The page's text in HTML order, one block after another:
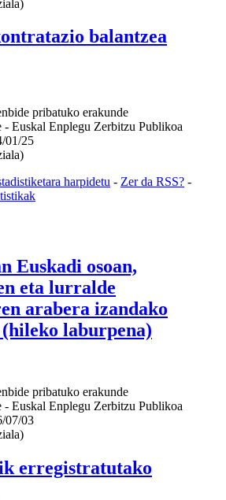
balantzea
pribatuko erakunde
- Euskal Enplegu Zerbitzu Publikoa
01/25
harpidetu - Zer da RSS? -
Euskadi osoan,
eta lurralde
arabera izandako
laburpena)
pribatuko erakunde
- Euskal Enplegu Zerbitzu Publikoa
07/03
erregistratutako